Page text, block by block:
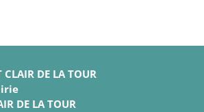
CLAIR DE LA TOUR
DE LA TOUR